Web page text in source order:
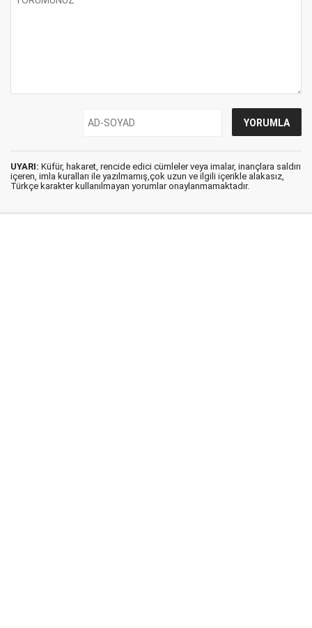
UYARI: Küfür, hakaret, rencide edici cümleler veya imalar, inançlara saldırı
içeren, imla kuralları ile yazılmamış,çok uzun ve ilgili içerikle alakasız,
Türkçe karakter kullanılmayan yorumlar onaylanmamaktadır.